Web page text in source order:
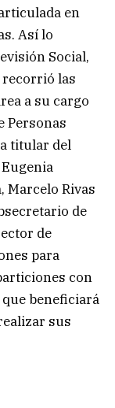
en
Así lo
Social,
recorrió las
a su cargo
Personas
titular del
Marcelo Rivas
de
de
para
con
beneficiará
sus